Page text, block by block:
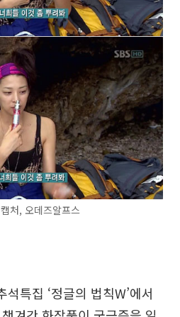
처, 오데즈알프스
특집 ‘정글의 법칙W’에서